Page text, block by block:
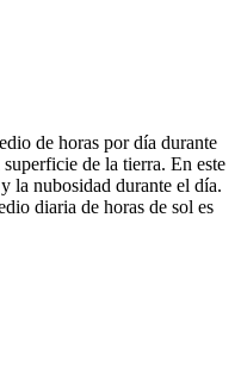
de horas por día durante
de la tierra. En este
la nubosidad durante el día.
diaria de horas de sol es